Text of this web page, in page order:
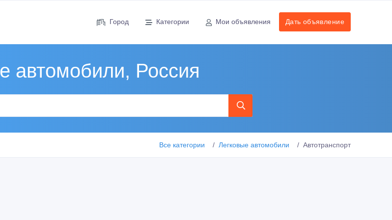
Город Категории Мои объявления Дать объявление
автомобили, Россия
Все категории Легковые автомобили Автотранспорт